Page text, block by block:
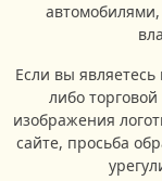
Если вы
либо
изображения
сайте, просьба